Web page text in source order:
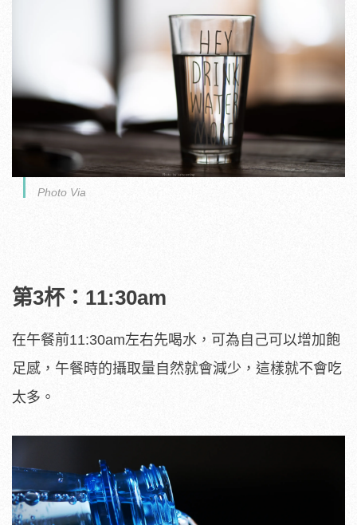
Photo Via
第3杯：11:30am
在午餐前11:30am左右先喝水，可為自己可以增加飽
足感，午餐時的攝取量自然就會減少，這樣就不會吃
太多。